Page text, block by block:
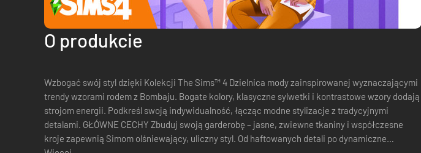
O produkcie
Wzbogać swój styl dzięki Kolekcji The Sims™ 4 Dzielnica mody zainspirowanej wyznaczającymi
trendy wzorami rodem z Bombaju. Bogate kolory, klasyczne sylwetki i kontrastowe wzory dodają
strojom energii. Podkreśl swoją indywidualność, łącząc modne stylizacje z tradycyjnymi
detalami. GŁÓWNE CECHY Zbuduj swoją garderobę – jasne, zwiewne tkaniny i współczesne
kroje zapewnią Simom olśniewający, uliczny styl. Od haftowanych detali po dynamiczne